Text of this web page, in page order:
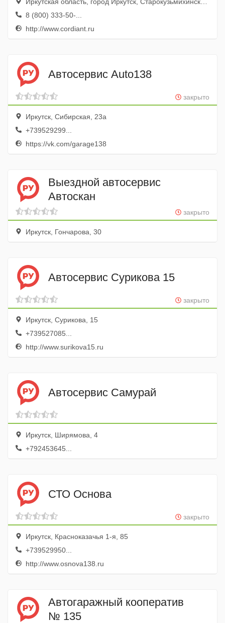
8 (800) 333-50-...
http://www.cordiant.ru
Автосервис Auto138
закрыто
Иркутск, Сибирская, 23а
+739529299...
https://vk.com/garage138
Выездной автосервис
Автоскан
закрыто
Иркутск, Гончарова, 30
Автосервис Сурикова 15
закрыто
Иркутск, Сурикова, 15
+739527085...
http://www.surikova15.ru
Автосервис Самурай
Иркутск, Ширямова, 4
+792453645...
СТО Основа
закрыто
Иркутск, Красноказачья 1-я, 85
+739529950...
http://www.osnova138.ru
Автогаражный кооператив
№ 135